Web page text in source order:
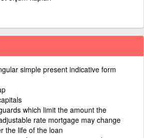
simple present indicative form
which limit the amount the
rate mortgage may change
the life of the loan